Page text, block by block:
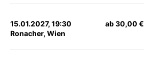
15.01.2027, 19:30
Ronacher, Wien
ab 30,00 €